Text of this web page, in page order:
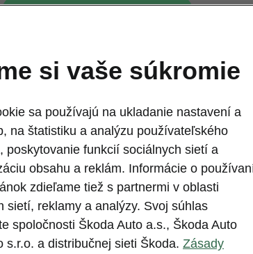
Škoda Elroq -
Na želanie
volantom, čo je
máte ruky
si vaše súkromie
sa používajú na ukladanie nastavení a
na štatistiku a analýzu používateľského
poskytovanie funkcií sociálnych sietí a
obsahu a reklám. Informácie o
zdieľame tiež s partnermi v oblasti
sietí, reklamy a analýzy. Svoj súhlas
spoločnosti Škoda Auto a.s., Škoda Auto
s.r.o. a distribučnej sieti Škoda. Zásady